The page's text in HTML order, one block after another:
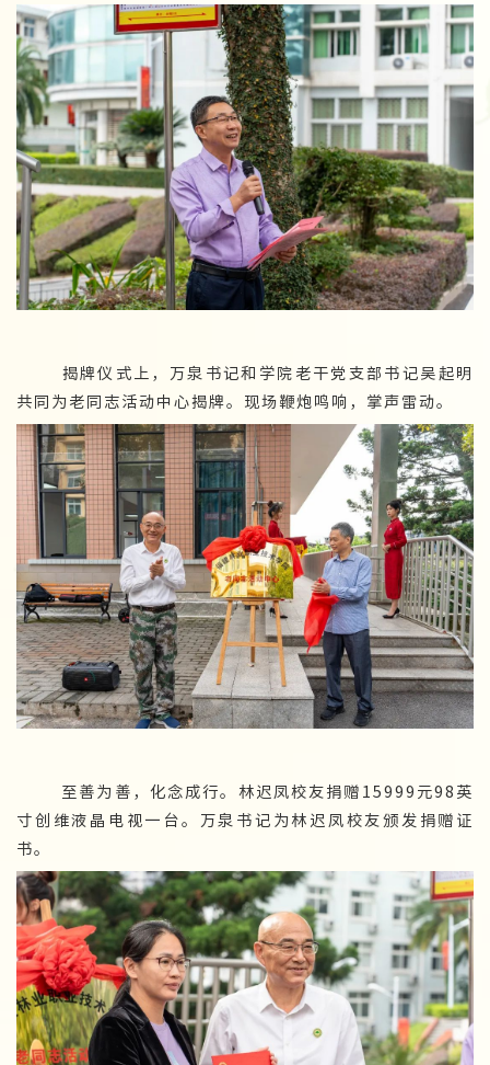
揭牌仪式上，万泉书记和学院老干党支部书记吴起明
共同为老同志活动中心揭牌。现场鞭炮鸣响，掌声雷动。
至善为善，化念成行。林迟凤校友捐赠15999元98英
寸创维液晶电视一台。万泉书记为林迟凤校友颁发捐赠证
书。